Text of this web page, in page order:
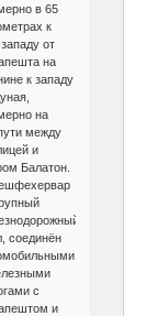
в 65
к
от
на
к западу
на
между
и
Балатон.
соединён
с
и